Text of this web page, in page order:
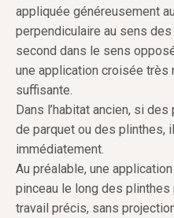
appliquée généreusement
perpendiculaire au sens
second dans le sens
une application croisée très
suffisante.
Dans l’habitat ancien, si
de parquet ou des plinthes,
immédiatement.
Au préalable, une
pinceau le long des
travail précis, sans